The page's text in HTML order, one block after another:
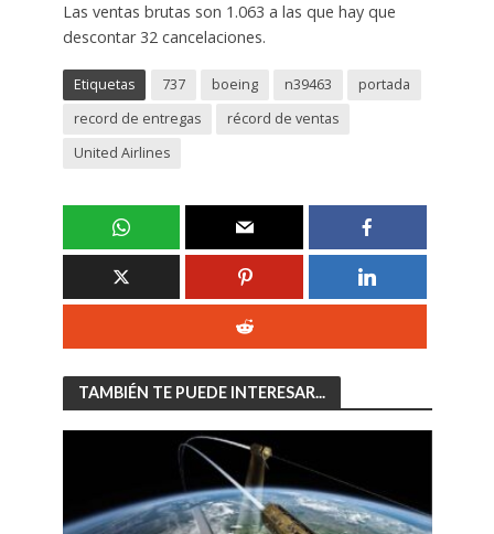
Las ventas brutas son 1.063 a las que hay que
descontar 32 cancelaciones.
Etiquetas 737 boeing n39463
portada
record de entregas
récord de ventas
United Airlines
TAMBIÉN TE PUEDE INTERESAR...